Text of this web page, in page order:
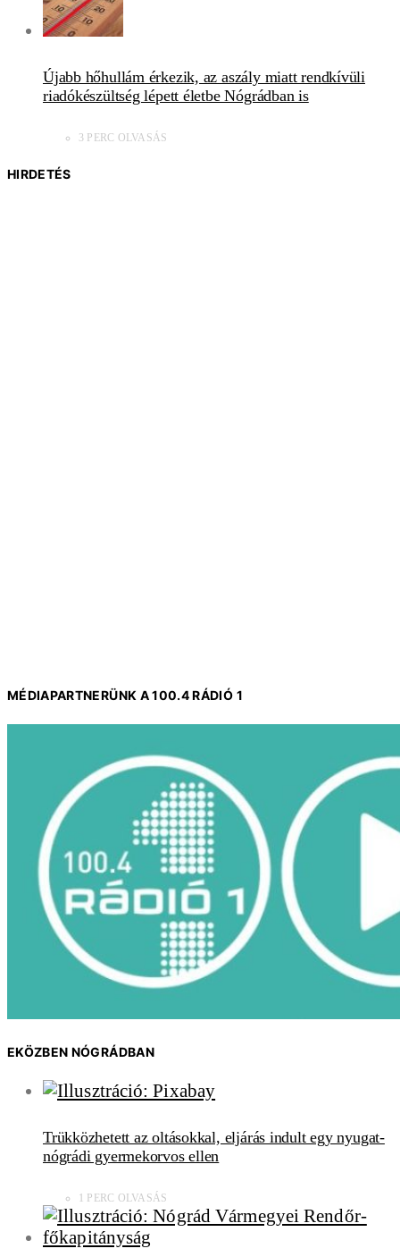
Újabb hőhullám érkezik, az aszály miatt rendkívüli
riadókészültség lépett életbe Nógrádban is
3 PERC OLVASÁS
HIRDETÉS
MÉDIAPARTNERÜNK A 100.4 RÁDIÓ 1
EKÖZBEN NÓGRÁDBAN
Trükközhetett az oltásokkal, eljárás indult egy nyugat-
nógrádi gyermekorvos ellen
1 PERC OLVASÁS